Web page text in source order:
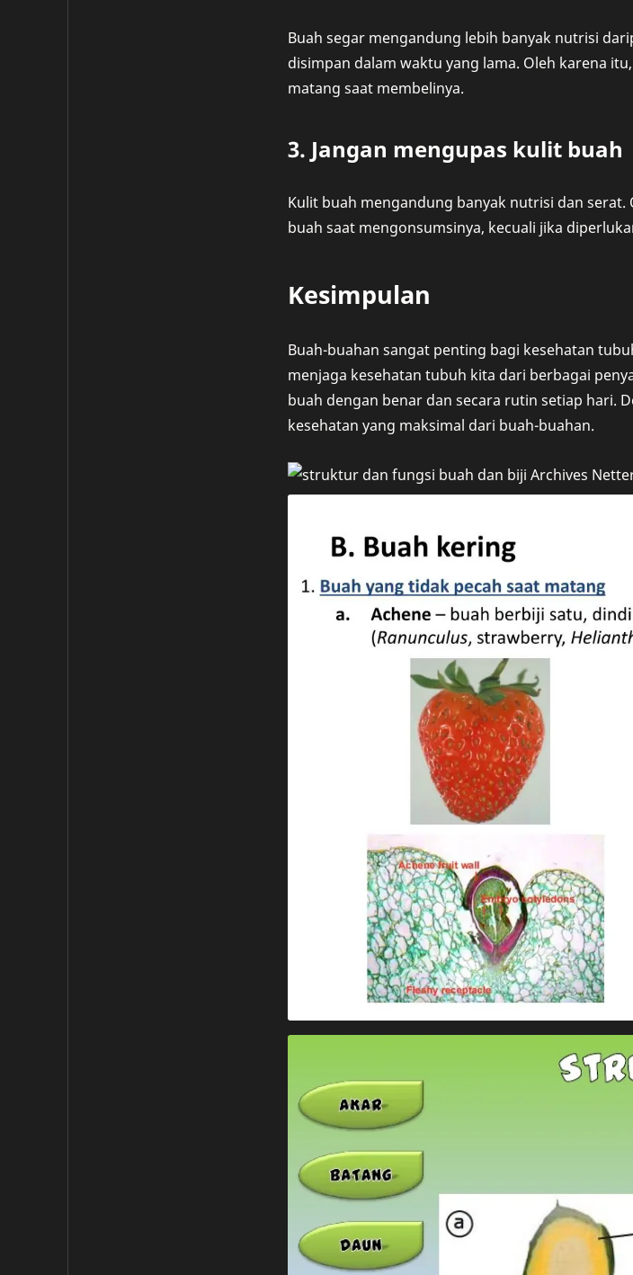
Buah segar mengandung lebih banyak nutrisi
disimpan dalam waktu yang lama. Oleh karena
matang saat membelinya.
3. Jangan mengupas kulit buah
Kulit buah mengandung banyak nutrisi dan
buah saat mengonsumsinya, kecuali jika
Kesimpulan
Buah-buahan sangat penting bagi kesehatan
menjaga kesehatan tubuh kita dari berbagai
buah dengan benar dan secara rutin setiap hari.
kesehatan yang maksimal dari buah-buahan.